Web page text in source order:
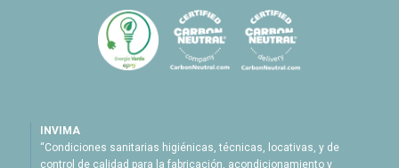
INVIMA
“Condiciones sanitarias higiénicas, técnicas, locativas, y de
control de calidad para la fabricación, acondicionamiento y